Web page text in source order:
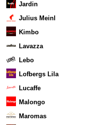
Jardin
Julius Meinl
Kimbo
Lavazza
Lebo
Lofbergs Lila
Lucaffe
Malongo
Maromas